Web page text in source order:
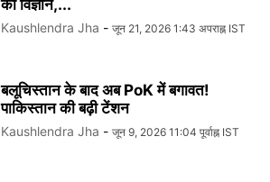
का विज्ञान,...
Kaushlendra Jha - जून 21, 2026 1:43 अपराह्न IST
बलूचिस्तान के बाद अब PoK में बगावत!
पाकिस्तान की बढ़ी टेंशन
Kaushlendra Jha - जून 9, 2026 11:04 पूर्वाह्न IST